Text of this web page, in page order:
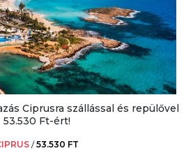
Ciprusra szállással és repülővel
53.530 Ft-ért!
/53.530 FT